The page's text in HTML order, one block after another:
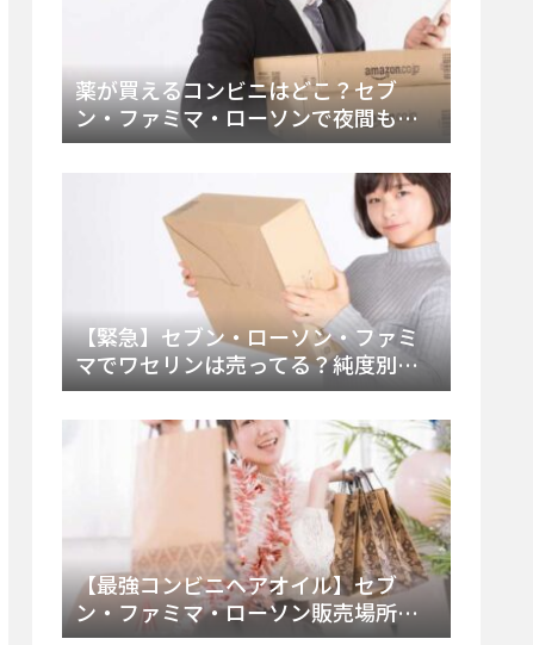
薬が買えるコンビニはどこ？セブ
ン・ファミマ・ローソンで夜間も買
える市販薬の種類と販売店の探し方
【緊急】セブン・ローソン・ファミ
マでワセリンは売ってる？純度別お
すすめ品と販売場所を徹底まとめ
【最強コンビニヘアオイル】セブ
ン・ファミマ・ローソン販売場所
は？今すぐ買えるおすすめ市販品を